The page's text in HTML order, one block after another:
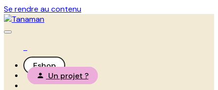
Se rendre au contenu
Eshop
Un projet ?